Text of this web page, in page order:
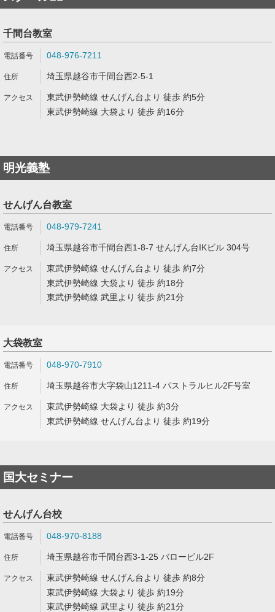
千間台教室
048-976-7211
埼玉県越谷市千間台西2-5-1
東武伊勢崎線 せんげん台より 徒歩 約5分
東武伊勢崎線 大袋より 徒歩 約16分
明光義塾
せんげん台教室
048-979-7241
埼玉県越谷市千間台西1-8-7 せんげん台IKビル 304号
東武伊勢崎線 せんげん台より 徒歩 約7分
東武伊勢崎線 大袋より 徒歩 約18分
東武伊勢崎線 武里より 徒歩 約21分
大袋教室
048-970-7910
埼玉県越谷市大字袋山1211-4 パストラルヒル2F号室
東武伊勢崎線 大袋より 徒歩 約3分
東武伊勢崎線 せんげん台より 徒歩 約19分
国大セミナー
せんげん台校
048-970-8188
埼玉県越谷市千間台西3-1-25 バロービル2F
東武伊勢崎線 せんげん台より 徒歩 約8分
東武伊勢崎線 大袋より 徒歩 約19分
東武伊勢崎線 武里より 徒歩 約21分